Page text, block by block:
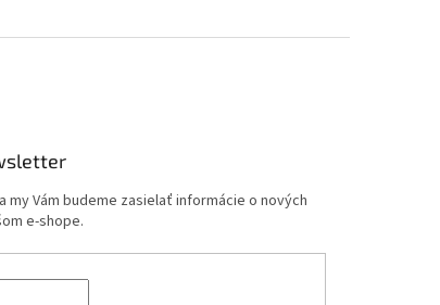
my Vám budeme zasielať informácie o nových
e-shope.